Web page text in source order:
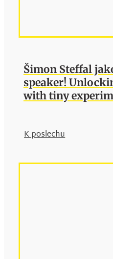
Šimon Steffal
speaker!
with tiny
K poslechu